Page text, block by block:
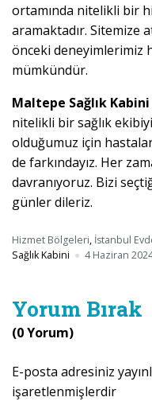
ortamında nitelikli bir
aramaktadır. Sitemize
önceki deneyimlerimiz
mümkündür.
Maltepe Sağlık Kabini
nitelikli bir sağlık
olduğumuz için
de farkındayız. Her
davranıyoruz. Bizi
günler dileriz.
Hizmet Bölgeleri, İstanbul
Sağlık Kabini
4 Haziran
Yorum Bırak
(0 Yorum)
E-posta adresiniz
işaretlenmişlerdir